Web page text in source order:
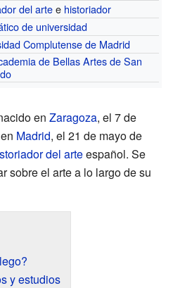
del artee historiador
de universidad
Complutense de Madrid
de Bellas Artes de San
en Zaragoza, el 7 de
Madrid, el 21 de mayo de
del arteespañol. Se
sobre el arte a lo largo de su
y estudios